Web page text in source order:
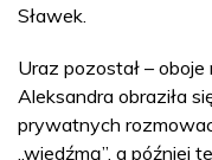
Sławek.
Uraz pozostał –
Aleksandra obraziła
prywatnych
„wiedźmą”, a później